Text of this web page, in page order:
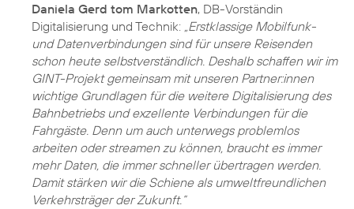
Daniela Gerd tom Markotten, DB-Vorständin
Digitalisierung und Technik: „Erstklassige Mobilfunk-
und Datenverbindungen sind für unsere Reisenden
schon heute selbstverständlich. Deshalb schaffen wir im
GINT-Projekt gemeinsam mit unseren Partner:innen
wichtige Grundlagen für die weitere Digitalisierung des
Bahnbetriebs und exzellente Verbindungen für die
Fahrgäste. Denn um auch unterwegs problemlos
arbeiten oder streamen zu können, braucht es immer
mehr Daten, die immer schneller übertragen werden.
Damit stärken wir die Schiene als umweltfreundlichen
Verkehrsträger der Zukunft.“